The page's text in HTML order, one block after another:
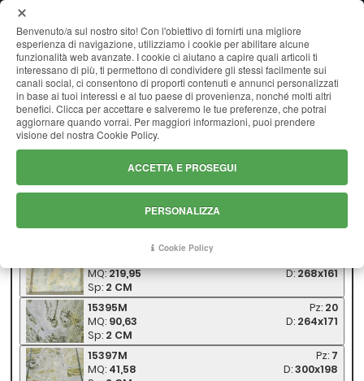
DREAMING GREEN
MQ:219,95 D:268x161
Sp: 2 CM
15395M
Pz: 20
MQ: 90,63 D: 264x171
Sp: 2 CM
15397M
Pz: 7
MQ: 41,58 D: 300x198
Benvenuto/a sul nostro sito! Con l'obiettivo di fornirti una migliore
esperienza di navigazione, utilizziamo i cookie per abilitare alcune
funzionalità web avanzate. I cookie ci aiutano a capire quali articoli ti
interessano di più, ti permettono di condividere gli stessi facilmente sui
canali social, ci consentono di proporti contenuti e annunci personalizzati
in base ai tuoi interessi e al tuo paese di provenienza, nonché molti altri
benefici. Clicca per accettare e salveremo le tue preferenze, che potrai
aggiornare quando vorrai. Per maggiori informazioni, puoi prendere
visione del nostra Cookie Policy.
ACCETTA E PROSEGUI
PERSONALIZZA
Cookie Policy